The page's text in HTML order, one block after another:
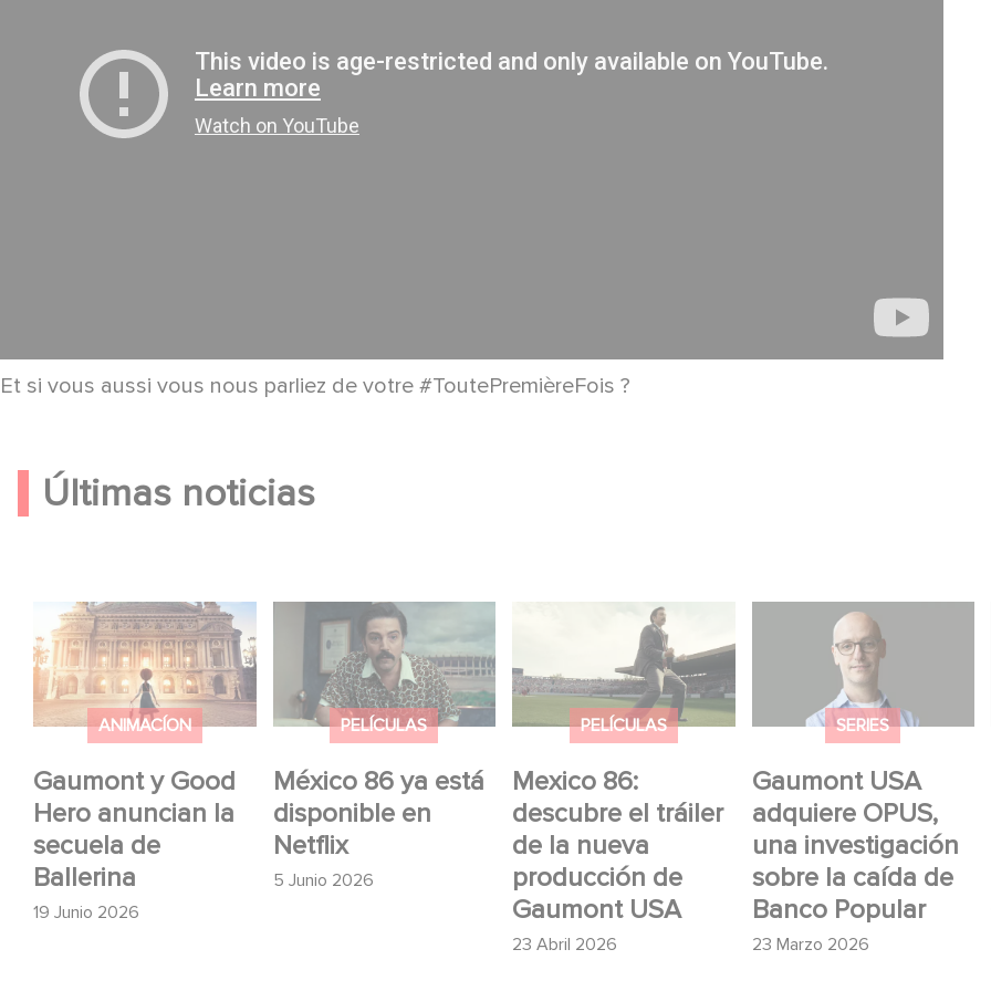
Et si vous aussi vous nous parliez de votre #ToutePremièreFois ?
Últimas noticias
ANIMACÍON
Gaumont y Good
Hero anuncian la
secuela de
Ballerina
19 Junio 2026
Gaumont y Good Hero
anuncian la secuela de
Ballerina
PELÍCULAS
México 86 ya está
disponible en
Netflix
5 Junio 2026
México 86 ya está
disponible en Netflix
PELÍCULAS
Mexico 86:
descubre el tráiler
de la nueva
producción de
Gaumont USA
23 Abril 2026
Mexico 86: descubre
el tráiler de la nueva
producción de
Gaumont USA
SERIES
Gaumont USA
adquiere OPUS,
una investigación
sobre la caída de
Banco Popular
23 Marzo 2026
Gaumont USA
adquiere OPUS, una
investigación sobre la
caída de Banco